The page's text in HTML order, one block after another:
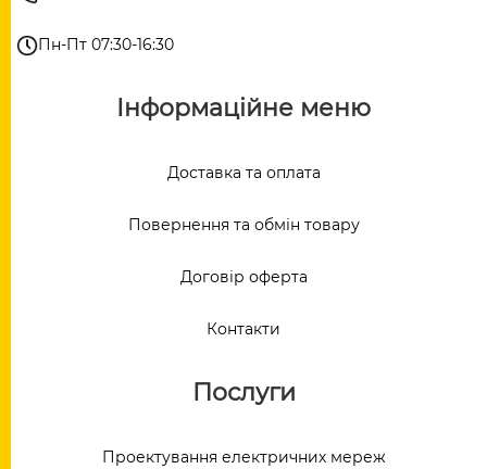
Пн-Пт 07:30-16:30
Інформаційне меню
Доставка та оплата
Повернення та обмін товару
Договір оферта
Контакти
Послуги
Проектування електричних мереж